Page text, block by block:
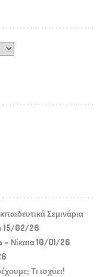
Σεμινάρια
15/02/26
Νίκαια 10/01/26
Τι ισχύει!